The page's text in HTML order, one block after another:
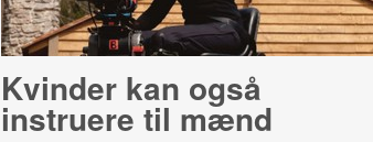
Kvinder kan også
instruere til mænd